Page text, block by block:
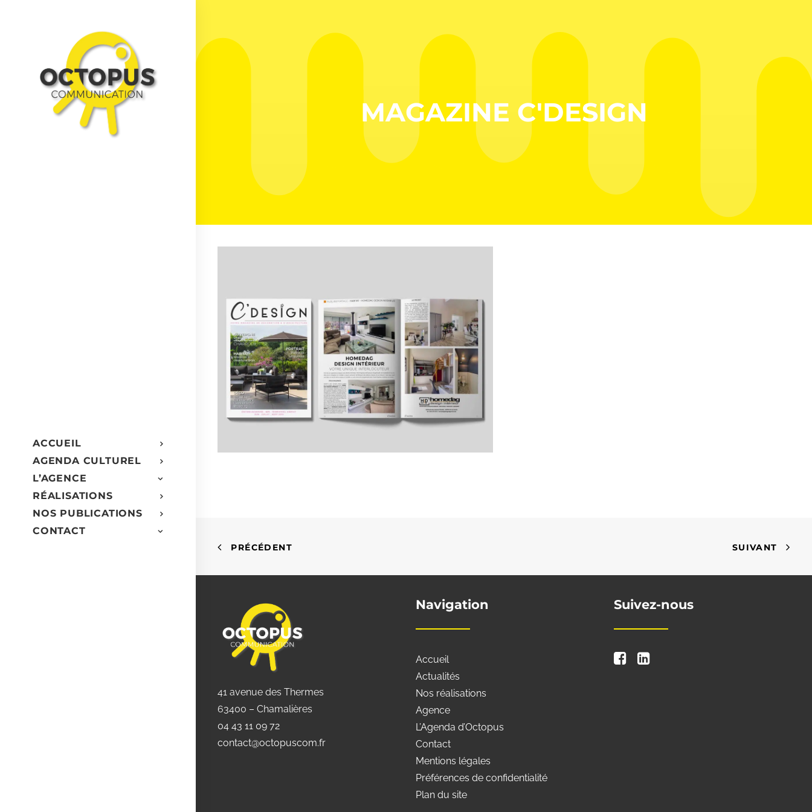
ACCUEIL
AGENDA CULTUREL
L’AGENCE
RÉALISATIONS
NOS PUBLICATIONS
CONTACT
MAGAZINE C'DESIGN
PRÉCÉDENT SUIVANT
41 avenue des Thermes
63400 – Chamalières
04 43 11 09 72
contact@octopuscom.fr
Navigation
Accueil
Actualités
Nos réalisations
Agence
L’Agenda d’Octopus
Contact
Mentions légales
Préférences de confidentialité
Plan du site
Suivez-nous